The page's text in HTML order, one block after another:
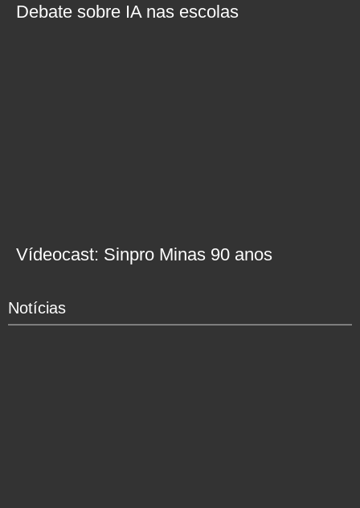
Debate sobre IA nas escolas
Vídeocast: Sinpro Minas 90 anos
Notícias